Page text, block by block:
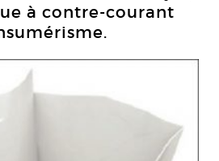
à contre-courant